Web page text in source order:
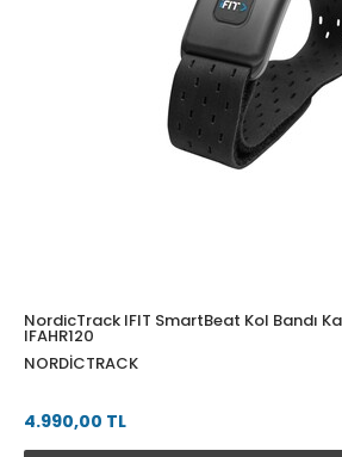
NordicTrack IFIT SmartBeat Kol Bandı
IFAHR120
NORDICTRACK
4.990,00 TL